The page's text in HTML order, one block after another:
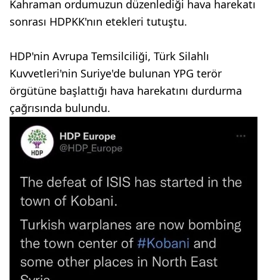
Kahraman ordumuzun düzenlediği hava harekatı
sonrası HDPKK'nın etekleri tutuştu.
HDP'nin Avrupa Temsilciliği, Türk Silahlı
Kuvvetleri'nin Suriye'de bulunan YPG terör
örgütüne başlattığı hava harekatını durdurma
çağrısında bulundu.